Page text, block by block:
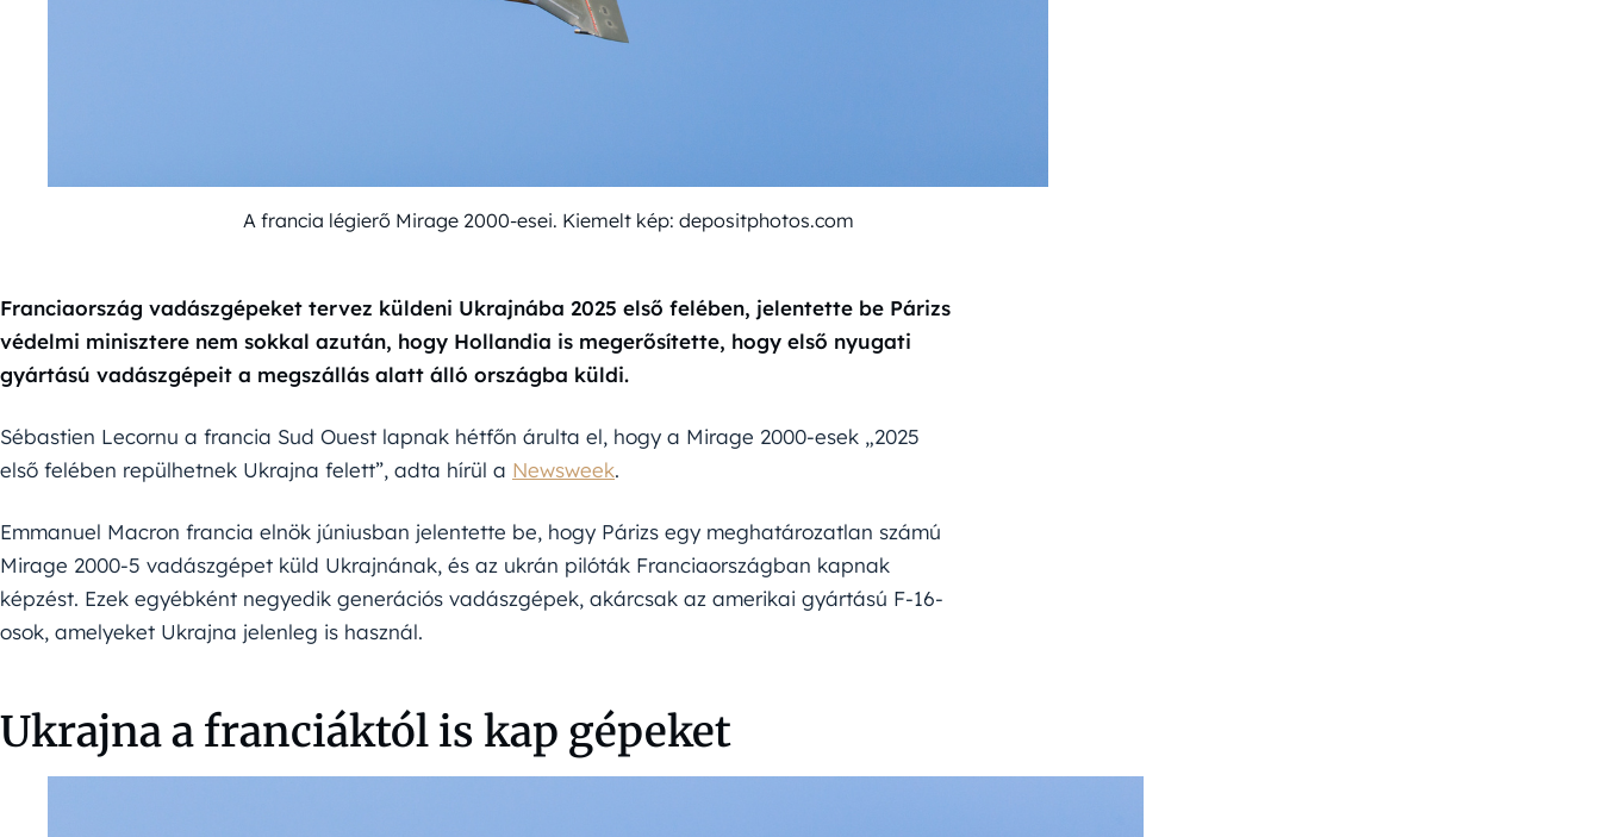
A francia légierő Mirage 2000-esei. Kiemelt kép: depositphotos.com
Franciaország vadászgépeket tervez küldeni Ukrajnába 2025 első felében, jelentette be Párizs
védelmi minisztere nem sokkal azután, hogy Hollandia is megerősítette, hogy első nyugati
gyártású vadászgépeit a megszállás alatt álló országba küldi.
Sébastien Lecornu a francia Sud Ouest lapnak hétfőn árulta el, hogy a Mirage 2000-esek „2025
első felében repülhetnek Ukrajna felett”, adta hírül a Newsweek.
Emmanuel Macron francia elnök júniusban jelentette be, hogy Párizs egy meghatározatlan számú
Mirage 2000-5 vadászgépet küld Ukrajnának, és az ukrán pilóták Franciaországban kapnak
képzést. Ezek egyébként negyedik generációs vadászgépek, akárcsak az amerikai gyártású F-16-
osok, amelyeket Ukrajna jelenleg is használ.
Ukrajna a franciáktól is kap gépeket